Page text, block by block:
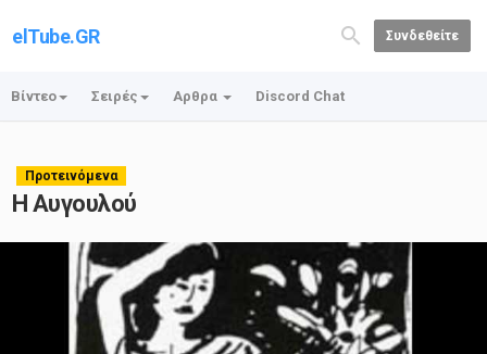
elTube.GR Συνδεθείτε
Βίντεο Σειρές Αρθρα Discord Chat
Προτεινόμενα
H Αυγουλού